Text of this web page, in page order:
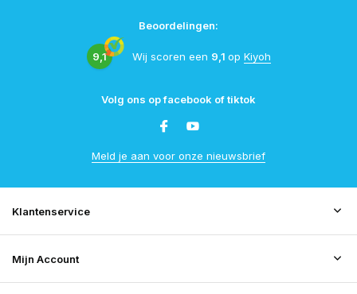
Beoordelingen:
9,1 Wij scoren een 9,1 op Kiyoh
Volg ons op facebook of tiktok
Meld je aan voor onze nieuwsbrief
Klantenservice
Mijn Account